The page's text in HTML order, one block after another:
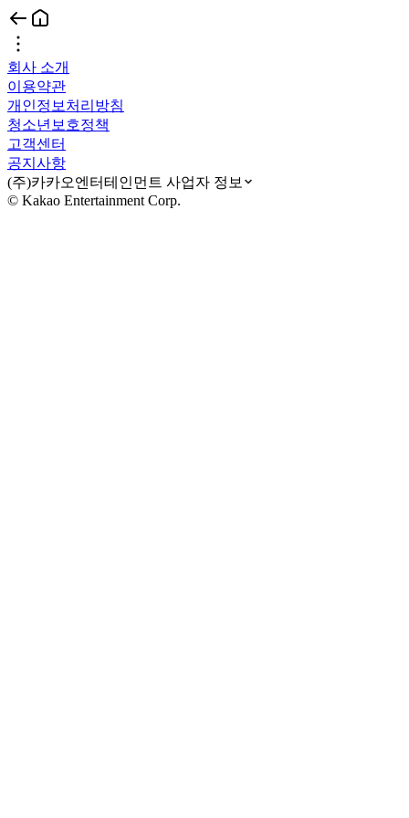
회사 소개
이용약관
개인정보처리방침
청소년보호정책
고객센터
공지사항
(주)카카오엔터테인먼트 사업자 정보
© Kakao Entertainment Corp.